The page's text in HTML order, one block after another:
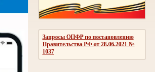
Запросы ОПФР по постановлению
Правительства РФ от 28.06.2021 №
1037